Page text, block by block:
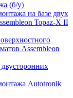
(б/у)
на базе двух
Topaz-X II
Assembleon
Autotronik